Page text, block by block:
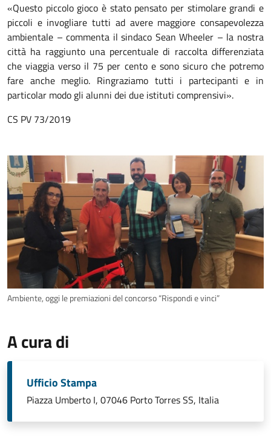
«Questo piccolo gioco è stato pensato per stimolare grandi e
piccoli e invogliare tutti ad avere maggiore consapevolezza
ambientale – commenta il sindaco Sean Wheeler – la nostra
città ha raggiunto una percentuale di raccolta differenziata
che viaggia verso il 75 per cento e sono sicuro che potremo
fare anche meglio. Ringraziamo tutti i partecipanti e in
particolar modo gli alunni dei due istituti comprensivi».
CS PV 73/2019
Ambiente, oggi le premiazioni del concorso “Rispondi e vinci”
A cura di
Ufficio Stampa
Piazza Umberto I, 07046 Porto Torres SS, Italia